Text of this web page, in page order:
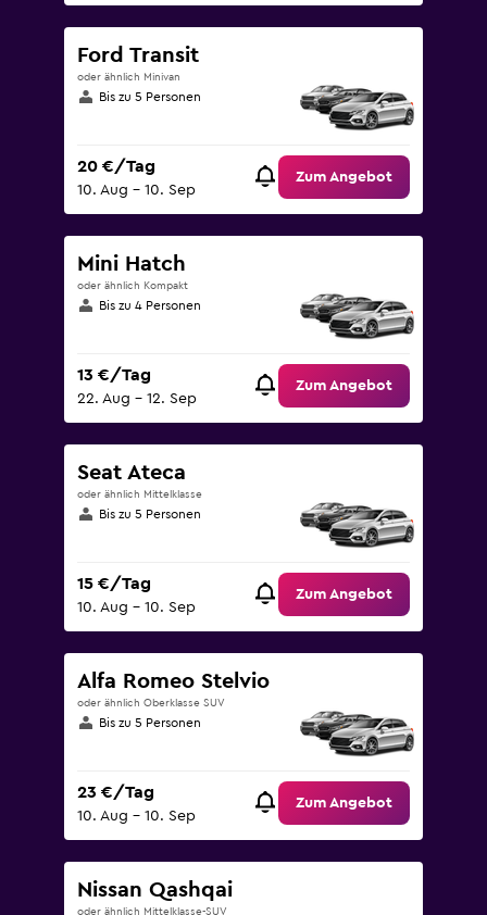
Ford Transit
oder ähnlich Minivan
Bis zu 5 Personen
20 €/Tag
10. Aug – 10. Sep
Zum Angebot
Mini Hatch
oder ähnlich Kompakt
Bis zu 4 Personen
13 €/Tag
22. Aug – 12. Sep
Zum Angebot
Seat Ateca
oder ähnlich Mittelklasse
Bis zu 5 Personen
15 €/Tag
10. Aug – 10. Sep
Zum Angebot
Alfa Romeo Stelvio
oder ähnlich Oberklasse SUV
Bis zu 5 Personen
23 €/Tag
10. Aug – 10. Sep
Zum Angebot
Nissan Qashqai
oder ähnlich Mittelklasse-SUV